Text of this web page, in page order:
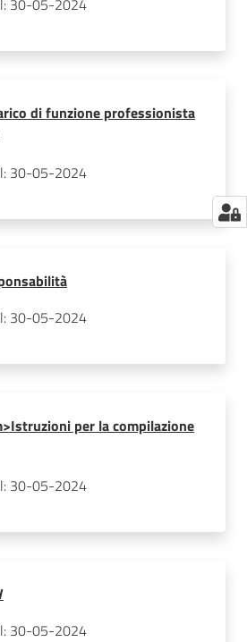
30-05-2024
di funzione professionista
30-05-2024
30-05-2024
per la compilazione
30-05-2024
30-05-2024